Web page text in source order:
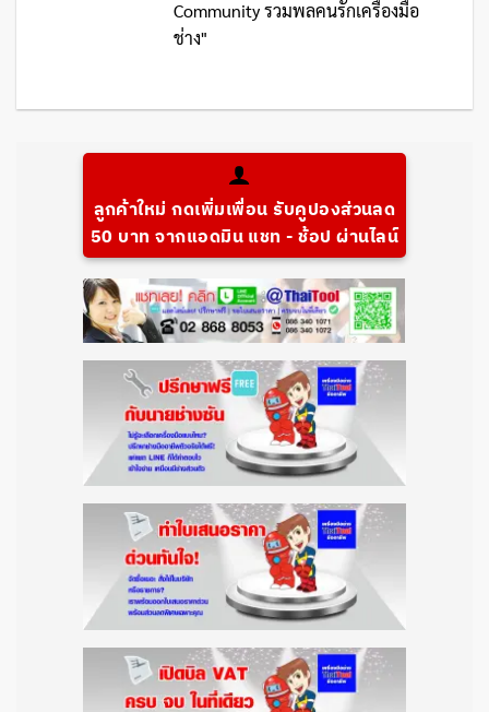
Community รวมพลคนรักเครื่องมือ
ช่าง"
ลูกค้าใหม่ กดเพิ่มเพื่อน รับคูปองส่วนลด
50 บาท จากแอดมิน แชท - ช้อป ผ่านไลน์